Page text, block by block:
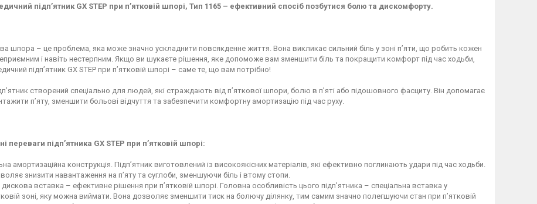
підп’ятник GX STEP при п’ятковій шпорі, Тип 1165 – ефективний спосіб позбутися болю та дискомфорту.
шпора – це проблема, яка може значно ускладнити повсякденне життя. Вона викликає сильний біль у зоні п’яти, що робить кожен
і навіть нестерпним. Якщо ви шукаєте рішення, яке допоможе вам зменшити біль та покращити комфорт під час ходьби,
підп’ятник GX STEP при п’ятковій шпорі – саме те, що вам потрібно!
створений спеціально для людей, які страждають від п’яткової шпори, болю в п’яті або підошовного фасциту. Він допомагає
п’яту, зменшити больові відчуття та забезпечити комфортну амортизацію під час руху.
переваги підп’ятника GX STEP при п’ятковій шпорі:
амортизаційна конструкція. Підп’ятник виготовлений із високоякісних матеріалів, які ефективно поглинають удари під час ходьби.
знизити навантаження на п’яту та суглоби, зменшуючи біль і втому стопи.
дискова вставка – ефективне рішення при п’ятковій шпорі. Головна особливість цього підп’ятника – спеціальна вставка у
зоні, яку можна виймати. Вона дозволяє зменшити тиск на болючу ділянку, тим самим значно полегшуючи стан при п’ятковій